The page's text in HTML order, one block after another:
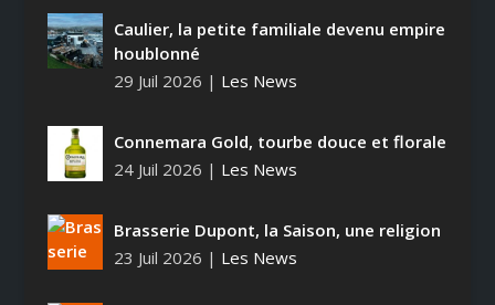
Caulier, la petite familiale devenu empire
houblonné
29 Juil 2026 | Les News
Connemara Gold, tourbe douce et florale
24 Juil 2026 | Les News
Brasserie Dupont, la Saison, une religion
23 Juil 2026 | Les News